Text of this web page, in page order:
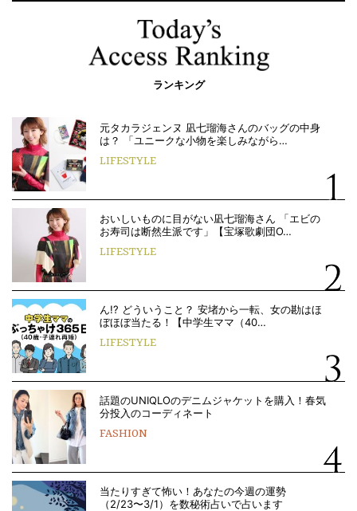
ランキング
元タカラジェンヌ 凪七瑠海さんのバッグの中身
は？ 「ユニークな小物を楽しみながら…
LIFESTYLE
おいしいものに目がない凪七瑠海さん 「エビの
お寿司は断然生派です」【宝塚歌劇団O…
LIFESTYLE
ん!? どういうこと？ 安堵から一転、女の勘はほ
ぼほぼ当たる！【中学生ママ（40…
LIFESTYLE
話題のUNIQLOのデニムジャケットを購入！春気
分投入のコーディネート
FASHION
当たりすぎて怖い！あなたの今週の運勢
（2/23〜3/1）を数秘術占いで占います